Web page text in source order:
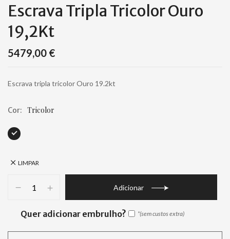
Escrava Tripla Tricolor Ouro
19,2Kt
5479,00 €
Escrava tripla tricolor Ouro 19.2kt
Cor Tricolor
LIMPAR
Adicionar
Quer adicionar embrulho?